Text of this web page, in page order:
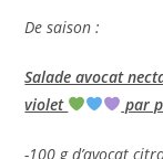
De saison :
Salade avocat
violet
par
-100 g d’avocat